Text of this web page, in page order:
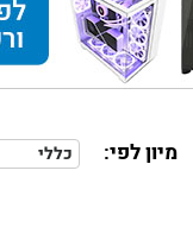
מיון לפי: כללי